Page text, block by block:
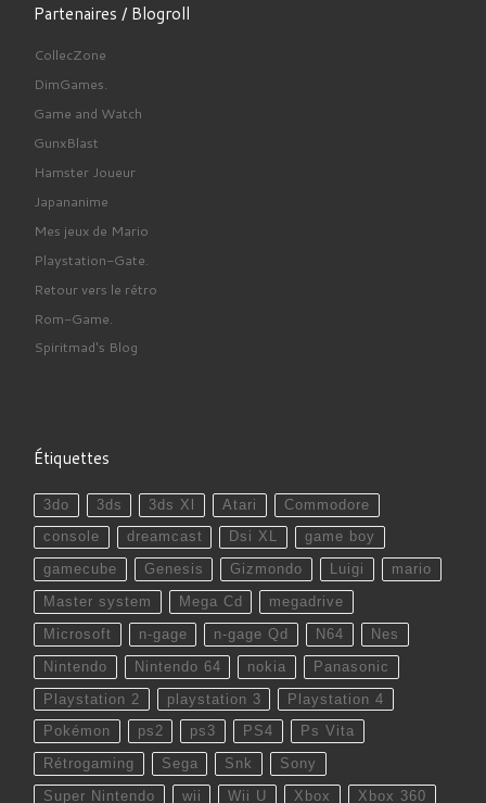
Partenaires / Blogroll
CollecZone
DimGames.
Game and Watch
GunxBlast
Hamster Joueur
Japananime
Mes jeux de Mario
Playstation-Gate.
Retour vers le rétro
Rom-Game.
Spiritmad's Blog
Étiquettes
3do 3ds 3ds Xl Atari Commodore
console dreamcast Dsi XL game boy
gamecube Genesis Gizmondo Luigi mario
Master system Mega Cd megadrive
Microsoft n-gage n-gage Qd N64 Nes
Nintendo Nintendo 64 nokia Panasonic
Playstation 2 playstation 3 Playstation 4
Pokémon ps2 ps3 PS4 Ps Vita
Rétrogaming Sega Snk Sony
Super Nintendo wii Wii U Xbox Xbox 360